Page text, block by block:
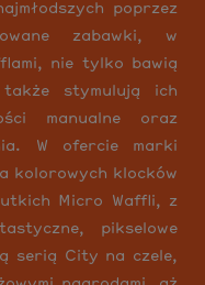
poprzez
zabawki, w
nie tylko bawią
stymulują ich
manualne oraz
W ofercie marki
kolorowych klocków
Micro Waffli, z
pikselowe
serią City na czele,